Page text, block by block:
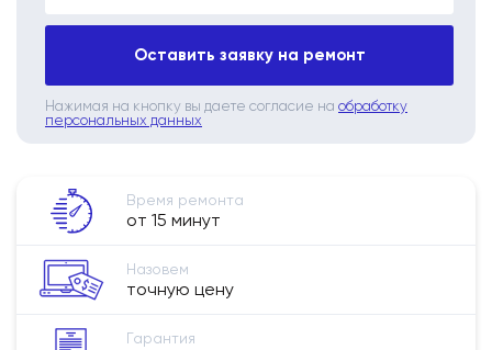
Оставить заявку на ремонт
Нажимая на кнопку вы даете согласие на обработку
персональных данных
Время ремонта
от 15 минут
Назовем
точную цену
Гарантия